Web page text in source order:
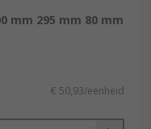
mm 295 mm 80 mm
€ 50,93/eenheid